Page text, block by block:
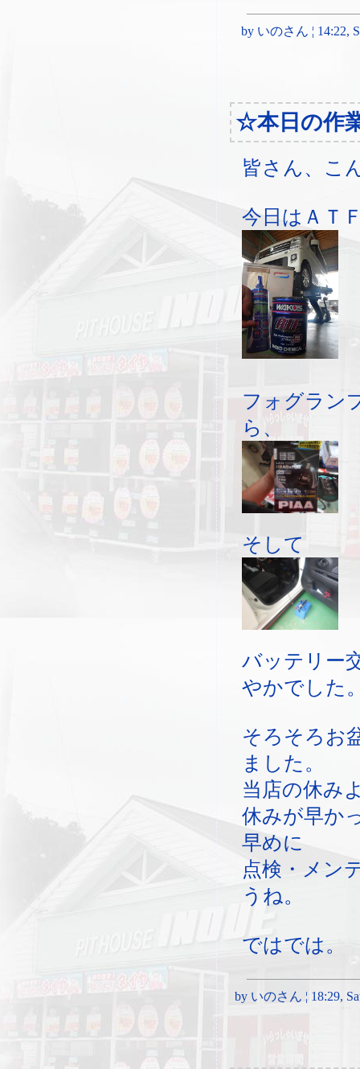
by いのさん ¦ 14:22,
☆本日の作
皆さん、こ
今日はＡＴ
フォグラン
ら、
そして
バッテリー
やかでした
そろそろお
ました。
当店の休み
休みが早か
早めに
点検・メン
うね。
ではでは。
by いのさん ¦ 18:29,